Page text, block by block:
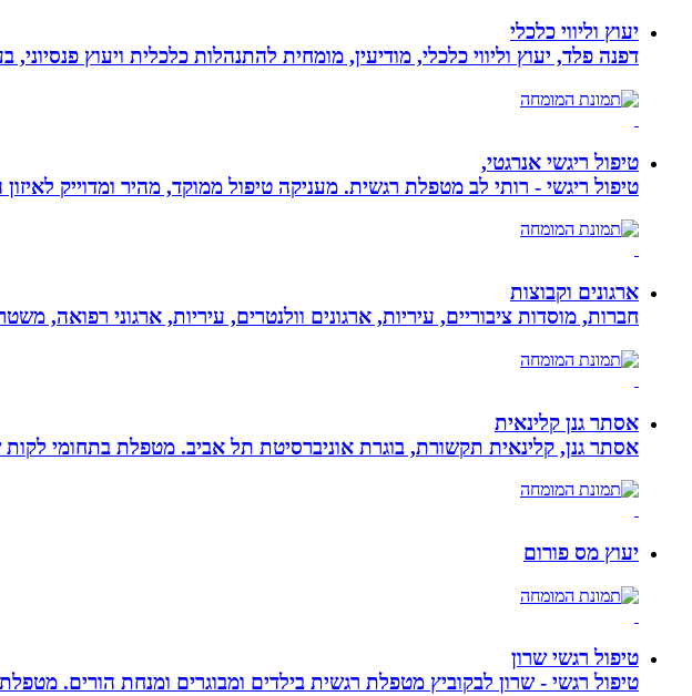
יעוץ וליווי כלכלי
דפנה פלד, יעוץ וליווי כלכלי, מודיעין, מומחית להתנהלות כלכלית ויעוץ פנסיוני, בעלת 14 שנה ניסיון בליווי כלכלי
טיפול ריגשי אנרגטי,
טיפול ריגשי - רותי לב מטפלת רגשית. מעניקה טיפול ממוקד, מהיר ומדוייק
ארגונים וקבוצות
חברות, מוסדות ציבוריים, עיריות, ארגונים וולנטרים, עיריות, ארגוני רפואה,
אסתר גנן קלינאית
אסתר גנן, קלינאית תקשורת, בוגרת אוניברסיטת תל אביב. מטפלת בתחומי
יעוץ מס פורום
טיפול רגשי שרון
טיפול רגשי - שרון לבקוביץ מטפלת רגשית בילדים ומבוגרים ומנחת הורים.